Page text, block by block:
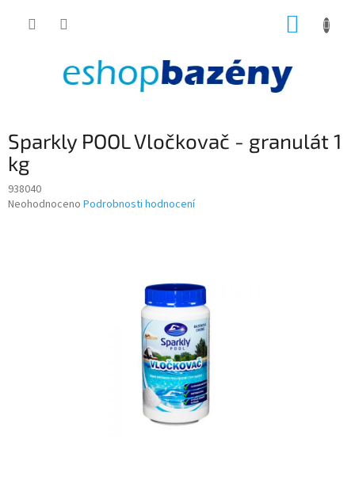
Sparkly POOL Vločkovač - granulát 1
kg
938040
Průměrné
Neohodnoceno Podrobnosti hodnocení